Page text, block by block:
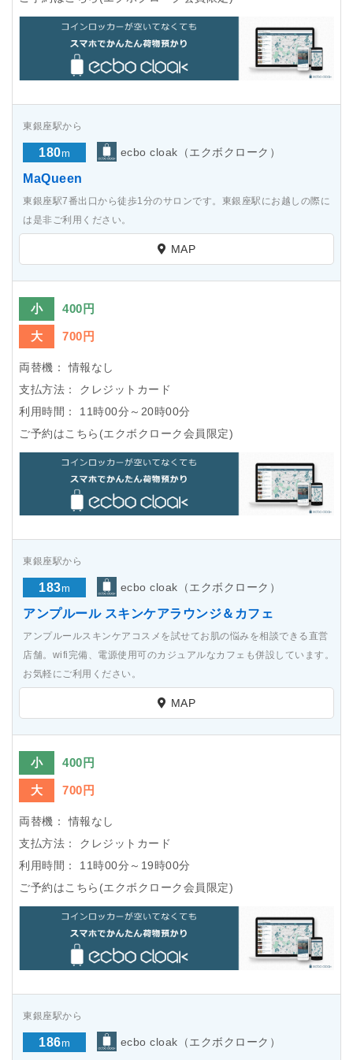
東銀座駅から
180m ecbo cloak（エクボクローク）
MaQueen
東銀座駅7番出口から徒歩1分のサロンです。東銀座駅にお越しの際に
は是非ご利用ください。
MAP
小 400円
大 700円
両替機：
情報なし
支払方法：
クレジットカード
利用時間：
11時00分～20時00分
ご予約はこちら(エクボクローク会員限定)
東銀座駅から
183m ecbo cloak（エクボクローク）
アンプルール スキンケアラウンジ＆カフェ
アンプルールスキンケアコスメを試せてお肌の悩みを相談できる直営
店舗。wifi完備、電源使用可のカジュアルなカフェも併設しています。
お気軽にご利用ください。
MAP
小 400円
大 700円
両替機：
情報なし
支払方法：
クレジットカード
利用時間：
11時00分～19時00分
ご予約はこちら(エクボクローク会員限定)
東銀座駅から
186m ecbo cloak（エクボクローク）